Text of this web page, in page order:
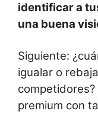
identificar a
una buena
Siguiente:
igualar o
premium con